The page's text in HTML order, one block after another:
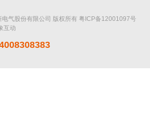
气股份有限公司 版权所有 粤ICP备12001097号
互动